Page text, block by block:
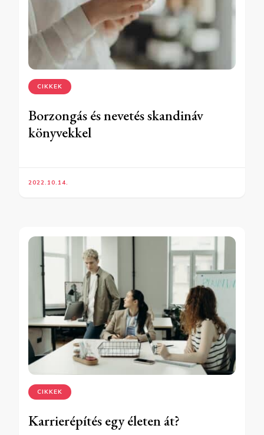
CIKKEK
Borzongás és nevetés skandináv
könyvekkel
2022.10.14.
CIKKEK
Karrierépítés egy életen át?